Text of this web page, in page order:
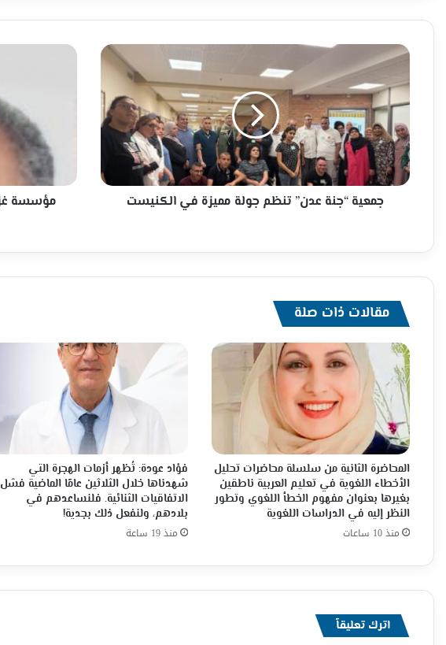
جمعية
عدن”
تنظم
جولة
مميزة
في
الكنيست
جمعية “جنة عدن” تنظم جولة مميزة في الكنيست
مؤسسة
النشأة
والتأسيس....
مقالات ذات صلة
المحاضرة الثانية من سلسلة محاضرات تحليل
الأخطاء اللغوية في تعليم العربية ناطقين
بغيرها بعنوان مفهوم الخطأ اللغوي وتطور
النظر إليه في الدراسات اللغوية
منذ 10 ساعات
فؤاد عودة: تُظهر أزمات الهجرة التي
شهدناها خلال الثلاثين عامًا الماضية فشل
الاتفاقيات الثنائية. فلنساعدهم في
بلادهم، ولنفعل ذلك بجدية!
منذ 19 ساعة
اترك تعليقاً